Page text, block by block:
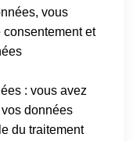
vous
et
: vous avez
données
du traitement